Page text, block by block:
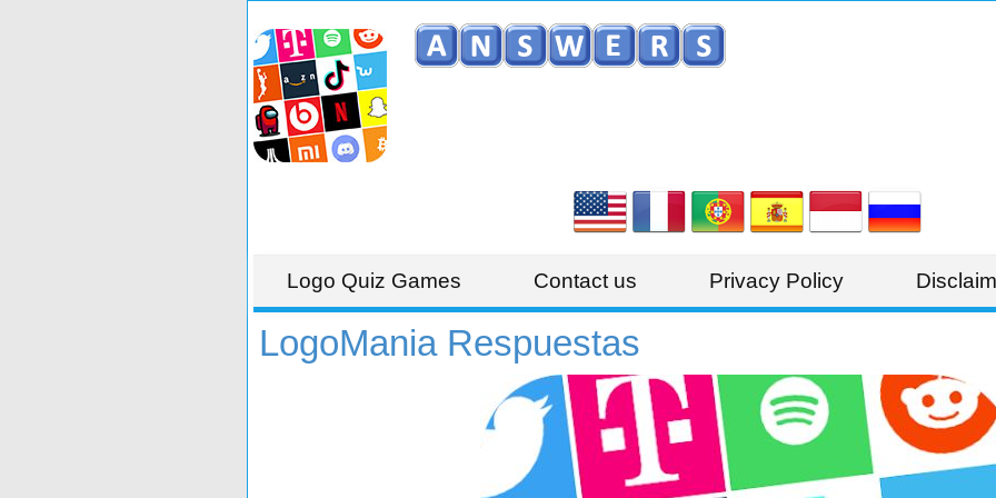
Logo Quiz Games Contact us Privacy Policy
LogoMania Respuestas